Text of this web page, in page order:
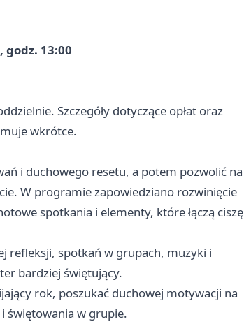
godz. 13:00
Szczegóły dotyczące opłat oraz
wkrótce.
i duchowego resetu, a potem pozwolić na
W programie zapowiedziano rozwinięcie
spotkania i elementy, które łączą ciszę
refleksji, spotkań w grupach, muzyki i
bardziej świętujący.
rok, poszukać duchowej motywacji na
świętowania w grupie.